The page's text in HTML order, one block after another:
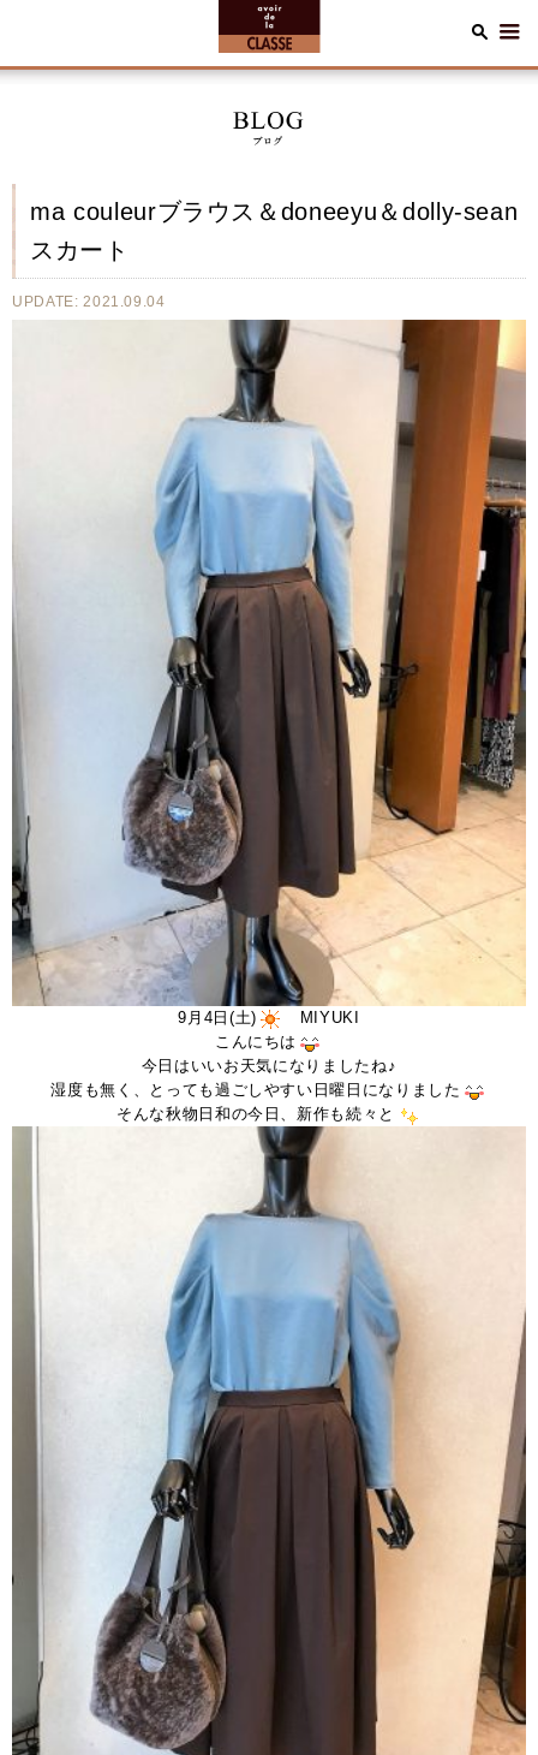
ma couleurブラウス＆doneeyu＆dolly-sean
スカート
UPDATE: 2021.09.04
9月4日(土)
MIYUKI
こんにちは
今日はいいお天気になりましたね♪
湿度も無く、とっても過ごしやすい日曜日になりました
そんな秋物日和の今日、新作も続々と